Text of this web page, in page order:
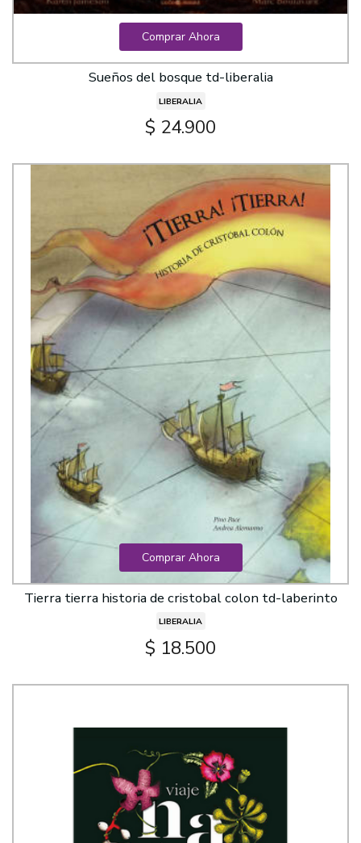
Comprar Ahora
Sueños del bosque td-liberalia
LIBERALIA
$ 24.900
Comprar Ahora
Tierra tierra historia de cristobal colon td-laberinto
LIBERALIA
$ 18.500